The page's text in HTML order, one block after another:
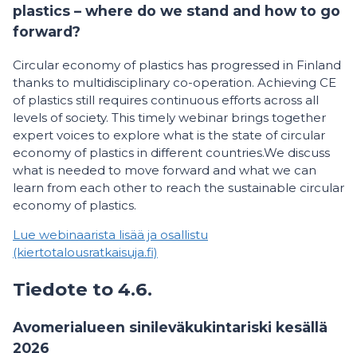
plastics – where do we stand and how to go
forward?
Circular economy of plastics has progressed in Finland
thanks to multidisciplinary co-operation. Achieving CE
of plastics still requires continuous efforts across all
levels of society. This timely webinar brings together
expert voices to explore what is the state of circular
economy of plastics in different countries.We discuss
what is needed to move forward and what we can
learn from each other to reach the sustainable circular
economy of plastics.
Lue webinaarista lisää ja osallistu
(kiertotalousratkaisuja.fi)
Tiedote to 4.6.
Avomerialueen sinileväkukintariski kesällä
2026